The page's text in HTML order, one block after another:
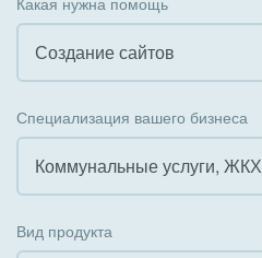
Создание сайтов
Внедрение КЭДО
Интеграция с 1С
Специализация вашего бизнеса
Коммунальные услуги, ЖКХ
Вид продукта